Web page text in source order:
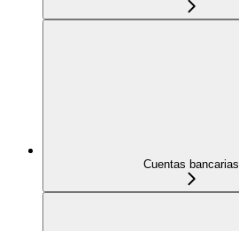
Cuentas bancarias